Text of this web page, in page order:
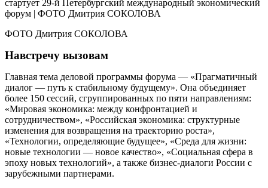
ФОТО Дмитрия СОКОЛОВА
Навстречу вызовам
Главная тема деловой программы форума — «Прагматичный
диалог — путь к стабильному будущему». Она объединяет
более 150 сессий, сгруппированных по пяти направлениям:
«Мировая экономика: между конфронтацией и
сотрудничеством», «Российская экономика: структурные
изменения для возвращения на траекторию роста»,
«Технологии, определяющие будущее», «Среда для жизни:
новые технологии — новое качест­во», «Социальная сфера в
эпоху новых технологий», а также бизнес-диалоги России с
зарубежными партнерами.